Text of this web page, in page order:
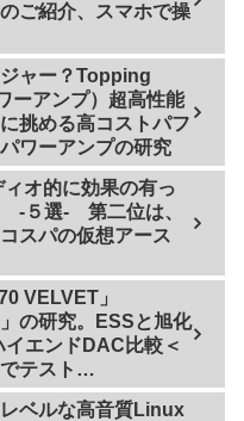
のご紹介、スマホで操
ャー？Topping
ーアンプ）超高性能
挑める高コストパフ
ワーアンプの研究
オ的に効果の有っ
-５選- 第二位は、
スパの仮想アース
VELVET」
の研究。ESSと旭化
エンドDAC比較＜
テスト
Vs AK4499EX】＞
ベルな高音質Linux